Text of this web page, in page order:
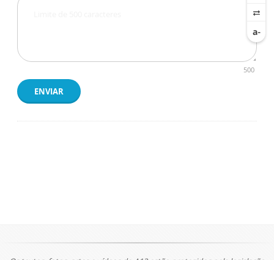
500
ENVIAR